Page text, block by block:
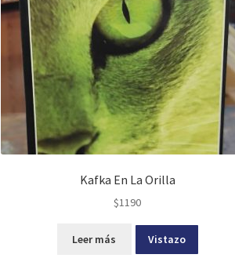
Kafka En La Orilla
$1190
Leer más Vistazo